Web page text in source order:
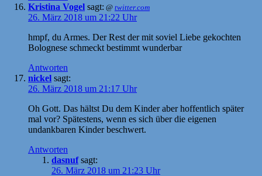
Kristina Vogel sagt: @ twitter.com
26. März 2018 um 21:22 Uhr
hmpf, du Armes. Der Rest der mit soviel Liebe gekochten
Bolognese schmeckt bestimmt wunderbar
Antworten
nickel sagt:
26. März 2018 um 21:17 Uhr
Oh Gott. Das hältst Du dem Kinder aber hoffentlich später
mal vor? Spätestens, wenn es sich über die eigenen
undankbaren Kinder beschwert.
Antworten
dasnuf sagt:
26. März 2018 um 21:23 Uhr